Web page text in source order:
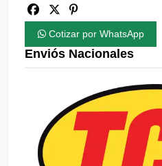
Cotizar por WhatsApp
Enviós Nacionales